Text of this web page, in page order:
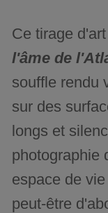
Ce tirage
l'âme de
souffle rendu
sur des
longs et
photographie
espace de
peut-être